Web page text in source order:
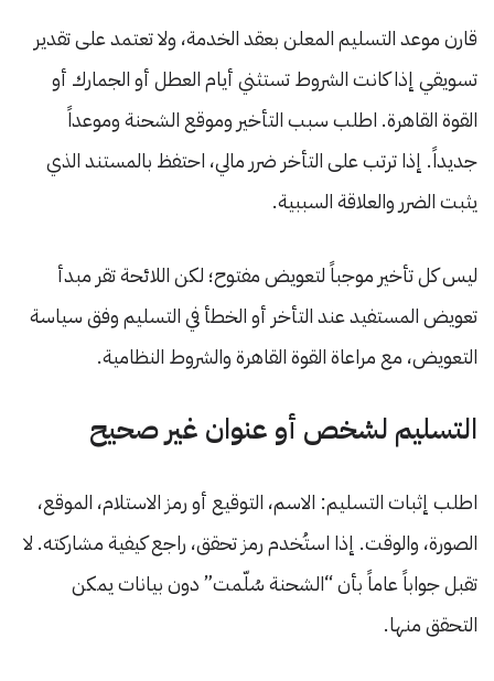
قارن موعد التسليم المعلن بعقد الخدمة، ولا تعتمد على تقدير
تسويقي إذا كانت الشروط تستثني أيام العطل أو الجمارك أو
القوة القاهرة. اطلب سبب التأخير وموقع الشحنة وموعداً
جديداً. إذا ترتب على التأخر ضرر مالي، احتفظ بالمستند الذي
يثبت الضرر والعلاقة السببية.
ليس كل تأخير موجباً لتعويض مفتوح؛ لكن اللائحة تقر مبدأ
تعويض المستفيد عند التأخر أو الخطأ في التسليم وفق سياسة
التعويض، مع مراعاة القوة القاهرة والشروط النظامية.
التسليم لشخص أو عنوان غير صحيح
اطلب إثبات التسليم: الاسم، التوقيع أو رمز الاستلام، الموقع،
الصورة، والوقت. إذا استُخدم رمز تحقق، راجع كيفية مشاركته. لا
تقبل جواباً عاماً بأن “الشحنة سُلّمت” دون بيانات يمكن
التحقق منها.